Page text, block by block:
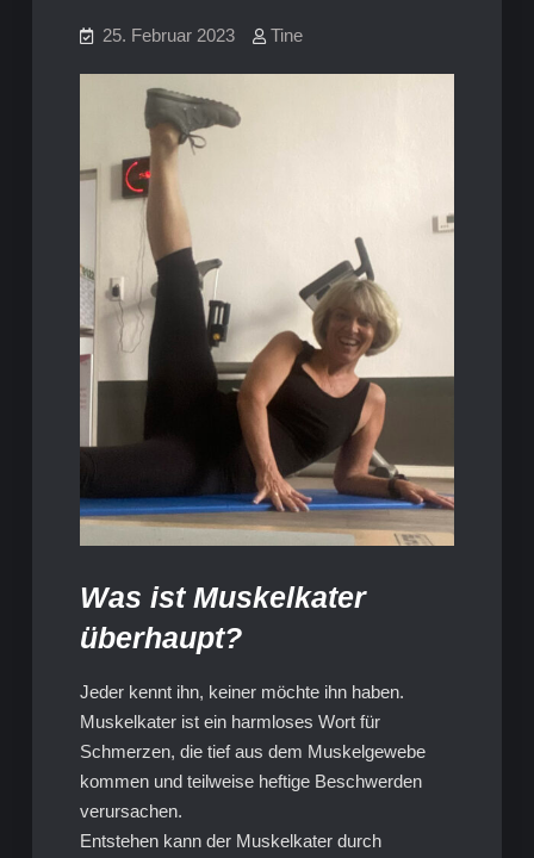
25. Februar 2023 Tine
Was ist Muskelkater
überhaupt?
Jeder kennt ihn, keiner möchte ihn haben.
Muskelkater ist ein harmloses Wort für
Schmerzen, die tief aus dem Muskelgewebe
kommen und teilweise heftige Beschwerden
verursachen.
Entstehen kann der Muskelkater durch